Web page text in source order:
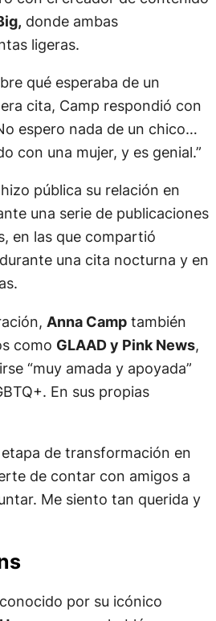
donde ambas
ligeras.
qué esperaba de un
cita, Camp respondió con
espero nada de un chico…
con una mujer, y es genial.”
pública su relación en
una serie de publicaciones
en las que compartió
una cita nocturna y en
Anna Camptambién
como GLAAD y Pink News,
“muy amada y apoyada”
En sus propias
de transformación en
de contar con amigos a
Me siento tan querida y
por su icónico